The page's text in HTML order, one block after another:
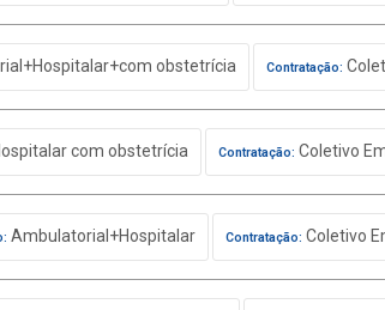
obstetrícia Contratação:
com obstetrícia Contratação: Coletivo
Ambulatorial+Hospitalar Contratação: Coletivo